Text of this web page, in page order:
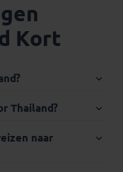
Kort
Thailand?
naar